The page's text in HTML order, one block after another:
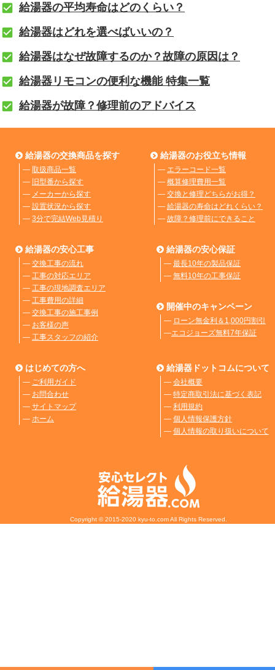
給湯器の平均寿命はどのくらい？
給湯器はどれを選べばいいの？
給湯器はなぜ故障するのか？故障の原因は？
給湯器リモコンの便利な機能 特集一覧
給湯器が故障？修理前のアドバイス
給湯器の交換商品を探す
― 取扱商品一覧
― 旧型番から探す
― メーカーから探す
― 設置状況から探す
― 3分で完結Web見積り
給湯器のお役立ち情報
― エラーコード一覧
― 概算修理費用一覧
― 交換と修理どちらがお得？
― 給湯器の寿命はどれくらい？
― 故障？修理前にできること
給湯器の安心工事
― 交換工事の流れ
― 工事の対応エリア
― 工事の現地調査エリア
― 工事費用の詳細
― 交換工事の施工事例
― お客様の声
― 工事スタッフの紹介
給湯器の安心保証
― 最長10年の製品保証
― 無料10年の工事保証
開催中のキャンペーン
― ローン無金利＆1,000円割引
―エコジョーズ無料7年保証
はじめての方へ
― ご利用ガイド
― お問合わせ
― サイトマップ
― ホーム
給湯器ドットコムについて
― 会社概要
― 特定商取引法に基づく表記
― 利用規約
― 個人情報保護方針
― 個人情報の取り扱いについて
Copyright © 2015-2020 kyu-to.com All Rights Reserved.